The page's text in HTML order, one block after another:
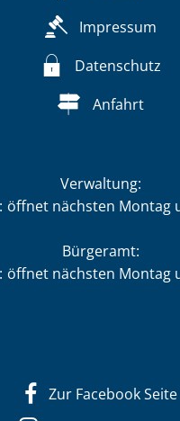
Impressum
Datenschutz
Anfahrt
Verwaltung:
Öffnungs- oder
öffnet nächsten Montag
Bürgeramt:
Öffnungs- oder
öffnet nächsten Montag
Zur Facebook Seite